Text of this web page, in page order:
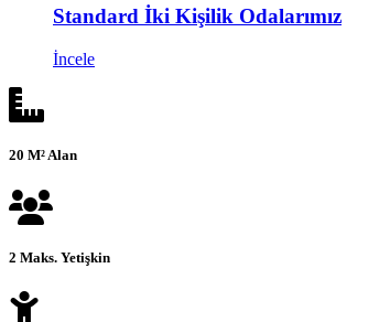
Standard İki Kişilik Odalarımız
İncele
20 M² Alan
2 Maks. Yetişkin